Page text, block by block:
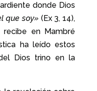
donde Dios
que soy»(Ex 3, 14),
recibe en Mambré
ha leído estos
Dios trino en la